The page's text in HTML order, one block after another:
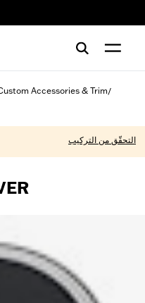
Accessories & Trim/
التحقّق من التركيب